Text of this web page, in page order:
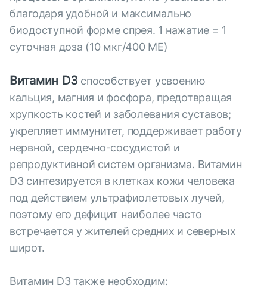
благодаря удобной и максимально
биодоступной форме спрея. 1 нажатие = 1
суточная доза (10 мкг/400 МЕ)
Витамин D3 способствует усвоению
кальция, магния и фосфора, предотвращая
хрупкость костей и заболевания суставов;
укрепляет иммунитет, поддерживает работу
нервной, сердечно-сосудистой и
репродуктивной систем организма. Витамин
D3 синтезируется в клетках кожи человека
под действием ультрафиолетовых лучей,
поэтому его дефицит наиболее часто
встречается у жителей средних и северных
широт.
Витамин D3 также необходим: